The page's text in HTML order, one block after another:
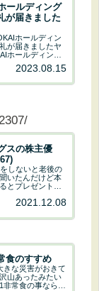
ールディング
が届きました
ホールディン
が届きましたヤ
ホールディング
会員なので確
ントが貰えちゃ
2023.08.15
スの株主優
しないと老後の
いたんだけど本
とプレゼントが
されてはいけな
2021.12.08
食のすすめ
きな災害がおきて
山あったみたい
常食の事ならな